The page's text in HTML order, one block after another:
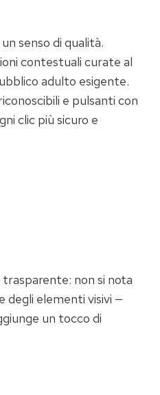
senso di qualità.
contestuali curate al
adulto esigente.
e pulsanti con
clic più sicuro e
non si nota
degli elementi visivi —
un tocco di